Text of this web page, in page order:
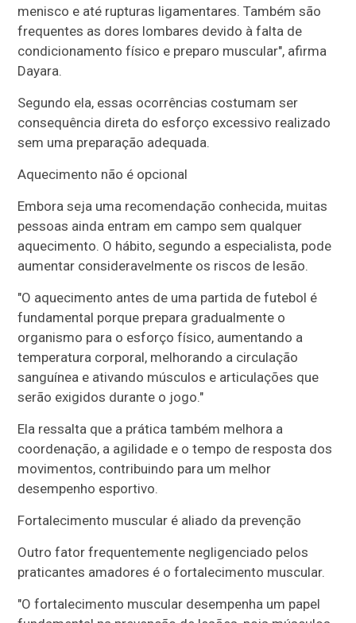
menisco e até rupturas ligamentares. Também são
frequentes as dores lombares devido à falta de
condicionamento físico e preparo muscular", afirma
Dayara.
Segundo ela, essas ocorrências costumam ser
consequência direta do esforço excessivo realizado
sem uma preparação adequada.
Aquecimento não é opcional
Embora seja uma recomendação conhecida, muitas
pessoas ainda entram em campo sem qualquer
aquecimento. O hábito, segundo a especialista, pode
aumentar consideravelmente os riscos de lesão.
"O aquecimento antes de uma partida de futebol é
fundamental porque prepara gradualmente o
organismo para o esforço físico, aumentando a
temperatura corporal, melhorando a circulação
sanguínea e ativando músculos e articulações que
serão exigidos durante o jogo."
Ela ressalta que a prática também melhora a
coordenação, a agilidade e o tempo de resposta dos
movimentos, contribuindo para um melhor
desempenho esportivo.
Fortalecimento muscular é aliado da prevenção
Outro fator frequentemente negligenciado pelos
praticantes amadores é o fortalecimento muscular.
"O fortalecimento muscular desempenha um papel